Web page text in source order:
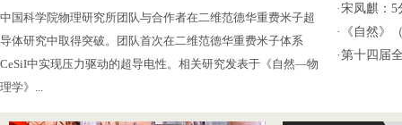
中国科学院物理研究所团队与合作者在二维范德华重费米子超
导体研究中取得突破。团队首次在二维范德华重费米子体系
CeSiI中实现压力驱动的超导电性。相关研究发表于《自然—物
理学》...
·宋凤麒：5
·
《自然》
·第十四届